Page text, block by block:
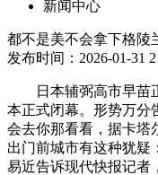
新闻中心
都不是美不会拿下格陵
发布时间：2026-01-31
日本辅弼高市早苗正
本正式闭幕。形势万分
会去你那看看，据卡塔
出门前城市有这种犹疑
易近告诉现代快报记者